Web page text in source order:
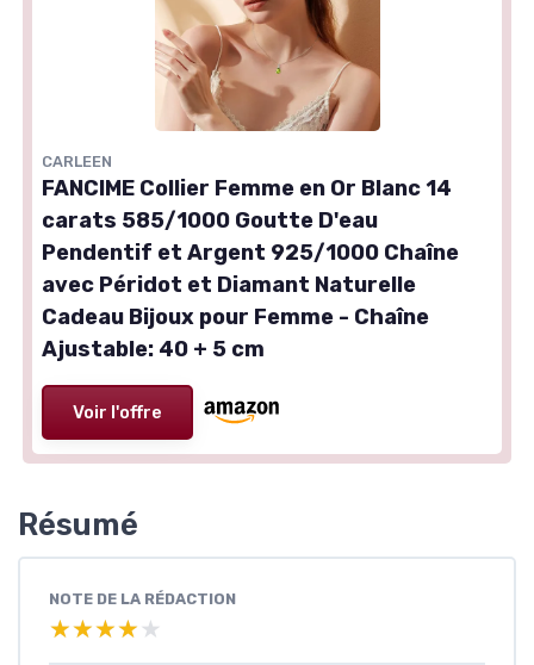
CARLEEN
FANCIME Collier Femme en Or Blanc 14
carats 585/1000 Goutte D'eau
Pendentif et Argent 925/1000 Chaîne
avec Péridot et Diamant Naturelle
Cadeau Bijoux pour Femme - Chaîne
Ajustable: 40 + 5 cm
Voir l'offre
Résumé
NOTE DE LA RÉDACTION
★★★★★
★★★★★